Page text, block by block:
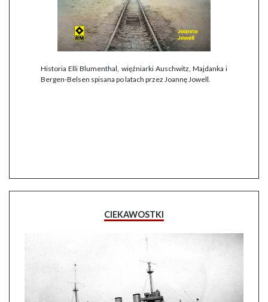
Historia Elli Blumenthal, więźniarki Auschwitz, Majdanka i
Bergen-Belsen spisana po latach przez Joannę Jowell.
CIEKAWOSTKI